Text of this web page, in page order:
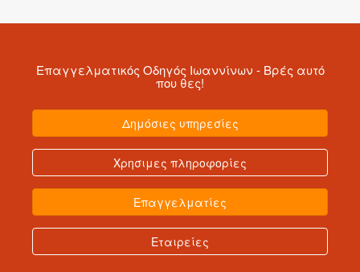
Επαγγελματικός Οδηγός Ιωαννίνων - Βρές αυτό
που θες!
Δημόσιες υπηρεσίες
Χρησιμες πληροφορίες
Επαγγελματίες
Εταιρείες